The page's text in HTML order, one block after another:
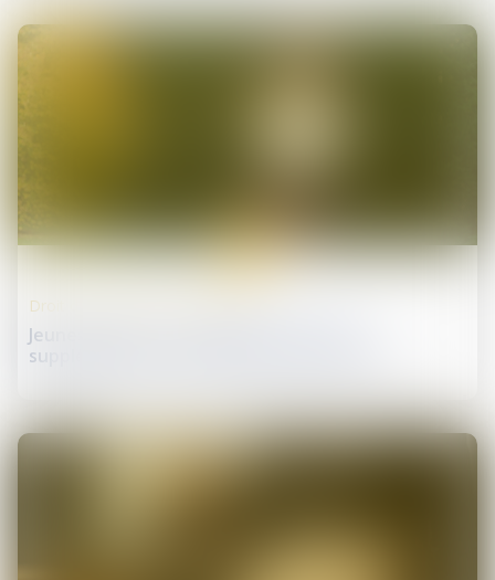
Jeunes parents : la demande de congé
supplémentaire de naissance est ouverte
08
Droit de la protection sociale